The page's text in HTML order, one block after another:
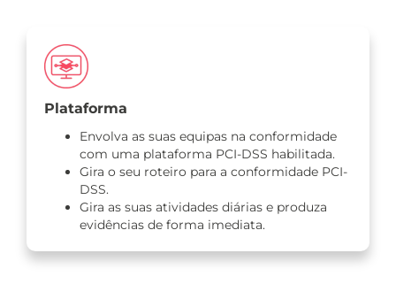
Plataforma
Envolva as suas equipas na conformidade
com uma plataforma PCI-DSS habilitada.
Gira o seu roteiro para a conformidade PCI-
DSS.
Gira as suas atividades diárias e produza
evidências de forma imediata.